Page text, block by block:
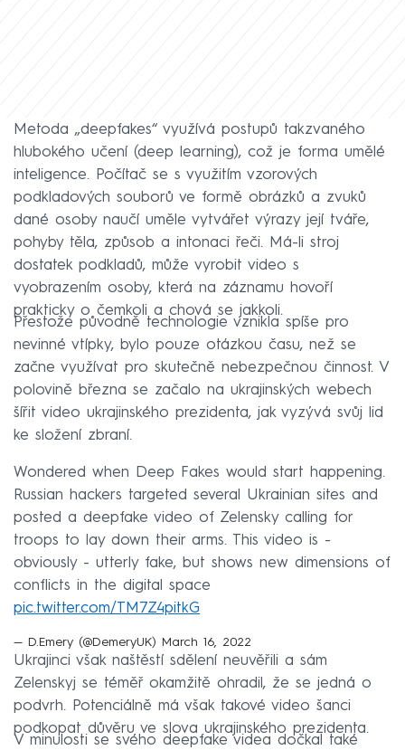
Metoda „deepfakes“ využívá postupů takzvaného
hlubokého učení (deep learning), což je forma umělé
inteligence. Počítač se s využitím vzorových
podkladových souborů ve formě obrázků a zvuků
dané osoby naučí uměle vytvářet výrazy její tváře,
pohyby těla, způsob a intonaci řeči. Má-li stroj
dostatek podkladů, může vyrobit video s
vyobrazením osoby, která na záznamu hovoří
prakticky o čemkoli a chová se jakkoli.
Přestože původně technologie vznikla spíše pro
nevinné vtípky, bylo pouze otázkou času, než se
začne využívat pro skutečně nebezpečnou činnost. V
polovině března se začalo na ukrajinských webech
šířit video ukrajinského prezidenta, jak vyzývá svůj lid
ke složení zbraní.
Wondered when Deep Fakes would start happening.
Russian hackers targeted several Ukrainian sites and
posted a deepfake video of Zelensky calling for
troops to lay down their arms. This video is -
obviously - utterly fake, but shows new dimensions of
conflicts in the digital space
pic.twitter.com/TM7Z4pitkG
— D.Emery (@DemeryUK) March 16, 2022
Ukrajinci však naštěstí sdělení neuvěřili a sám
Zelenskyj se téměř okamžitě ohradil, že se jedná o
podvrh. Potenciálně má však takové video šanci
podkopat důvěru ve slova ukrajinského prezidenta.
V minulosti se svého deepfake videa dočkal také